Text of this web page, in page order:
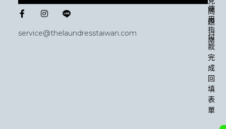
使
用
指
南
問
題
付
款
完
成
回
填
表
單
F
a
e
I
n
t
a
service@thelaundresstaiwan.com